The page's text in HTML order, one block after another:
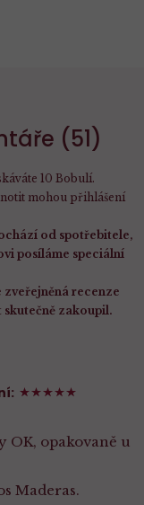
(51)
10 Bobulí.
mohou přihlášení
od spotřebitele,
posíláme speciální
recenze
zakoupil.
100%
OK, opakovaně u
Maderas.